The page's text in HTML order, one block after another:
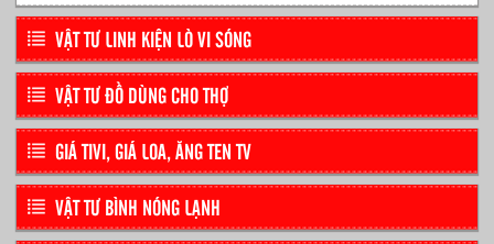
VẬT TƯ LINH KIỆN LÒ VI SÓNG
VẬT TƯ ĐỒ DÙNG CHO THỢ
GIÁ TIVI, GIÁ LOA, ĂNG TEN TV
VẬT TƯ BÌNH NÓNG LẠNH